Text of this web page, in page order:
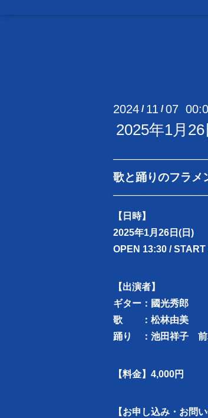
2024 / 11 /07
2025年1月
歌と踊りのフラメ
【日時】
2025年1月26日(日)
OPEN 13:30 / START
【出演者】
ギター：國光秀郎
歌 ：松林由美
踊り ：池田祥子
【料金】4,000円
【お申し込み・お問い